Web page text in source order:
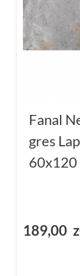
Fanal
gres
60x120
189,00